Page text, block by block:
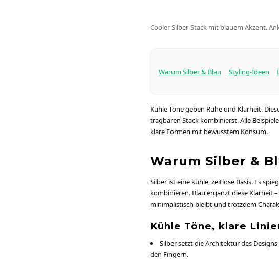
Cooler Silber-Stack mit blauem Akzent.
Warum Silber & Blau Styling-Ideen
Kühle Töne geben Ruhe und Klarheit.
tragbaren Stack kombinierst. Alle
klare Formen mit bewusstem Konsum.
Warum Silber &
Silber ist eine kühle, zeitlose Basis. Es
kombinieren. Blau ergänzt diese Klarheit
minimalistisch bleibt und trotzdem
Kühle Töne, klare
Silber setzt die Architektur des
den Fingern.